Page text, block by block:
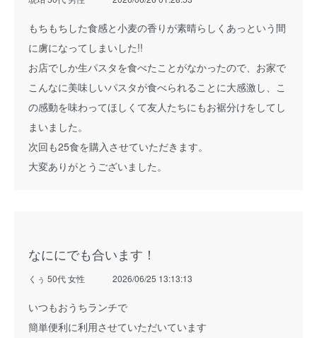
もちもちした食感と小麦の香りが素晴らしくあっという間
に虜になってしまいした!!
お店でしか生パスタを食べたことがなかったので、お家で
こんなに美味しいパスタが食べられることに大感激し、こ
の感動を味わってほしくて友人たちにもお裾分けをしてし
まいました。
次回も25食を購入させていただきます。
大変ありがとうございました。
なににでも合います！
くぅ 50代 女性 2026/06/25 13:13:13
いつもおうちランチで
簡単便利に利用させていただいています